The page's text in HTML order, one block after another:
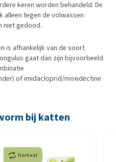
keren worden behandeld. De
alleen tegen de volwassen
niet gedood.
is afhankelijk van de soort
gaat dan zijn bijvoorbeeld
of imidacloprid/moxidectine
bij katten
Herhaal